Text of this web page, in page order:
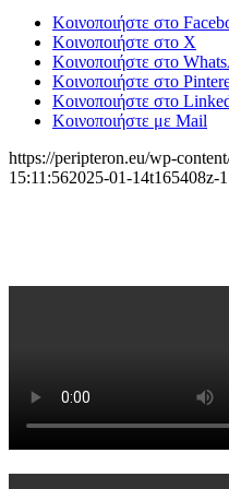
Κοινοποιήστε στο
Κοινοποιήστε στο X
Κοινοποιήστε στο
Κοινοποιήστε στο
Κοινοποιήστε στο
Κοινοποιήστε με Mail
https://peripteron.eu/wp-
15:11:562025-01-14t165408z-